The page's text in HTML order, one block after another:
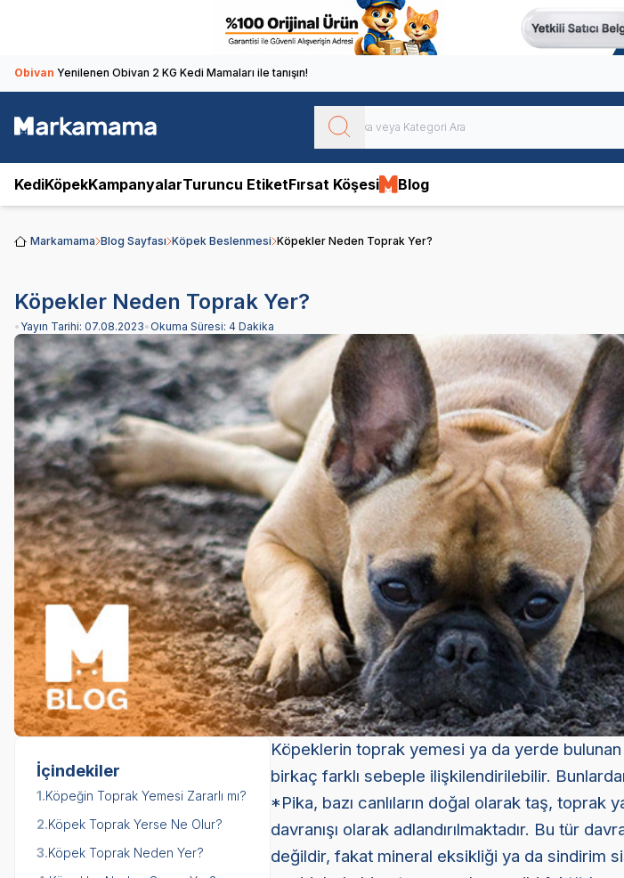
Obivan Yenilenen Obivan 2 KG Kedi Mamaları ile tanışın!
KediKöpekKampanyalarTuruncu EtiketFırsat Köşesi Blog
Markamama Blog Sayfası Köpek Beslenmesi Köpekler Neden Toprak Yer?
Köpekler Neden Toprak Yer?
• Yayın Tarihi: 07.08.2023•Okuma Süresi: 4 Dakika
İçindekiler
1.Köpeğin Toprak Yemesi Zararlı mı?
2.Köpek Toprak Yerse Ne Olur?
3.Köpek Toprak Neden Yer?
Köpeklerin toprak yemesi ya da yerde
birkaç farklı sebeple ilişkilendirilebilir.
*Pika, bazı canlıların doğal olarak taş, toprak
davranışı olarak adlandırılmaktadır. Bu tür
değildir, fakat mineral eksikliği ya da sindirim